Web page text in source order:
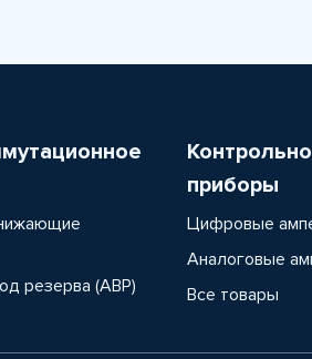
резерва (АВР)
приборы
Цифровые
Аналоговые
Все товары